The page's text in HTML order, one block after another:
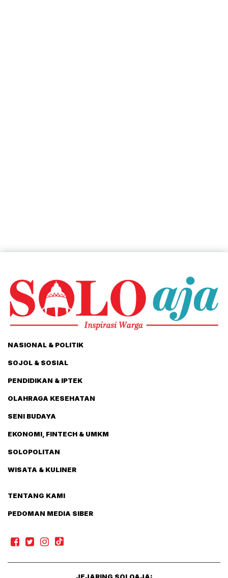
NASIONAL & POLITIK
SOJOL & SOSIAL
PENDIDIKAN & IPTEK
OLAHRAGA KESEHATAN
SENI BUDAYA
EKONOMI, FINTECH & UMKM
SOLOPOLITAN
WISATA & KULINER
TENTANG KAMI
PEDOMAN MEDIA SIBER
JEJARING SOLOAJA: